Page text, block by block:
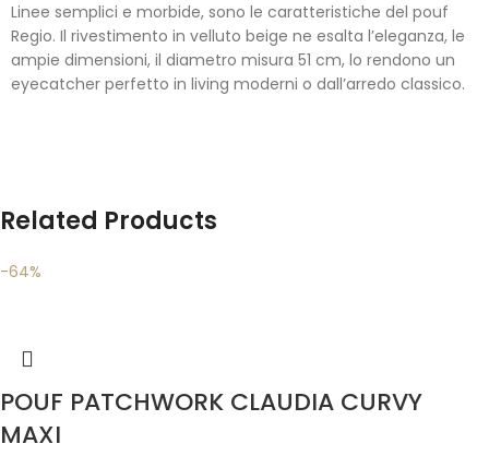
Linee semplici e morbide, sono le caratteristiche del pouf
Regio. Il rivestimento in velluto beige ne esalta l’eleganza, le
ampie dimensioni, il diametro misura 51 cm, lo rendono un
eyecatcher perfetto in living moderni o dall’arredo classico.
Related Products
-64%
POUF PATCHWORK CLAUDIA CURVY
MAXI